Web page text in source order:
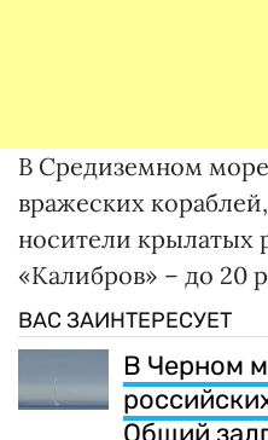
В Средиземном
вражеских
носители крылатых
«Калибров» – до 20
ВАС ЗАИНТЕРЕСУЕТ
В Черном
Общий